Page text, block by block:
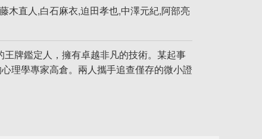
木直人,白石麻衣,迫田孝也,中澤元紀,阿部亮
牌鑑定人，擁有卓越非凡的技術。某起事
理學專家高倉。兩人攜手追查僅存的微小證